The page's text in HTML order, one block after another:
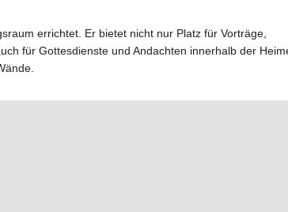
errichtet. Er bietet nicht nur Platz für Vorträge,
für Gottesdienste und Andachten innerhalb der